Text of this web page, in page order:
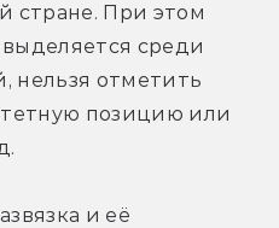
стране. При этом
среди
нельзя отметить
позицию или
и её